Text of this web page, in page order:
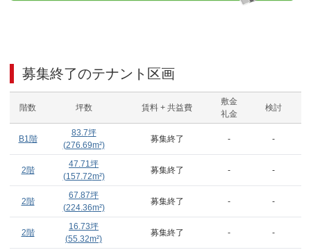
募集終了のテナント区画
階数 坪数 賃料 + 共益費
敷金
礼金
検討
B1階
83.7坪
(276.69m²)
募集終了 - -
2階
47.71坪
(157.72m²)
募集終了 - -
2階
67.87坪
(224.36m²)
募集終了 - -
2階
16.73坪
(55.32m²)
募集終了 - -